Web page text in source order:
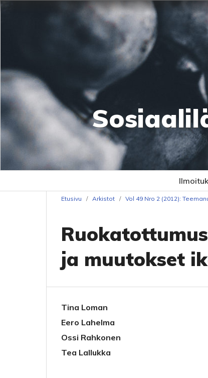
Etusivu / Arkistot / Vol 49 Nro 2 (2012):
ja muutokset
Tina Loman
Eero Lahelma
Ossi Rahkonen
Tea Lallukka